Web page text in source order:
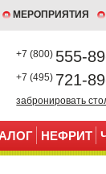
МЕРОПРИЯТИЯ
+7 (800) 555-
+7 (495) 721-
забронировать
НЕФРИТ